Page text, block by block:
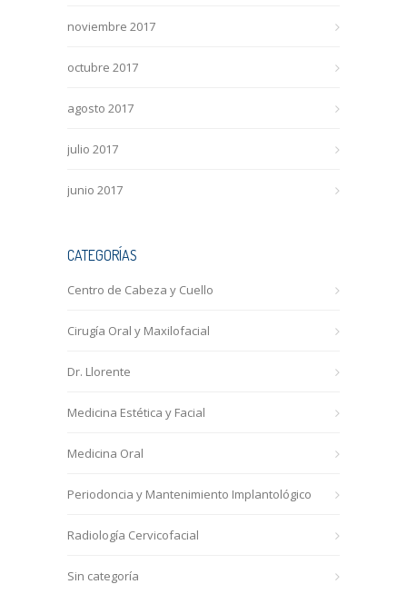
noviembre 2017
octubre 2017
agosto 2017
julio 2017
junio 2017
CATEGORÍAS
Centro de Cabeza y Cuello
Cirugía Oral y Maxilofacial
Dr. Llorente
Medicina Estética y Facial
Medicina Oral
Periodoncia y Mantenimiento Implantológico
Radiología Cervicofacial
Sin categoría